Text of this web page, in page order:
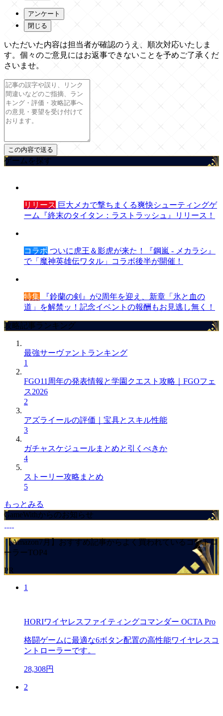
アンケート
閉じる
いただいた内容は担当者が確認のうえ、順次対応いたしま
す。個々のご意見にはお返事できないことを予めご了承くだ
さいませ。
ゲームを探す
リリース 巨大メカで撃ちまくる爽快シューティングゲ
ーム『終末のタイタン：ラストラッシュ』リリース！
コラボ ついに虎王＆影虎が来た！『鋼嵐 - メカラシ』
で「魔神英雄伝ワタル」コラボ後半が開催！
特集 『鈴蘭の剣』が2周年を迎え、新章「氷と血の
道」を解禁ッ！記念イベントの報酬もお見逃し無く！
攻略記事ランキング
最強サーヴァントランキング
1
FGO11周年の発表情報と学園クエスト攻略｜FGOフェ
ス2026
2
アズライールの評価｜宝具とスキル性能
3
ガチャスケジュールまとめと引くべきか
4
ストーリー攻略まとめ
5
もっとみる
GameWithからのお知らせ
【Amazon7月】おすすめ記事からよく買われているコントロ
ーラーTOP4
PR
1
HORIワイヤレスファイティングコマンダー OCTA Pro
格闘ゲームに最適な6ボタン配置の高性能ワイヤレスコ
ントローラーです。
28,308円
2